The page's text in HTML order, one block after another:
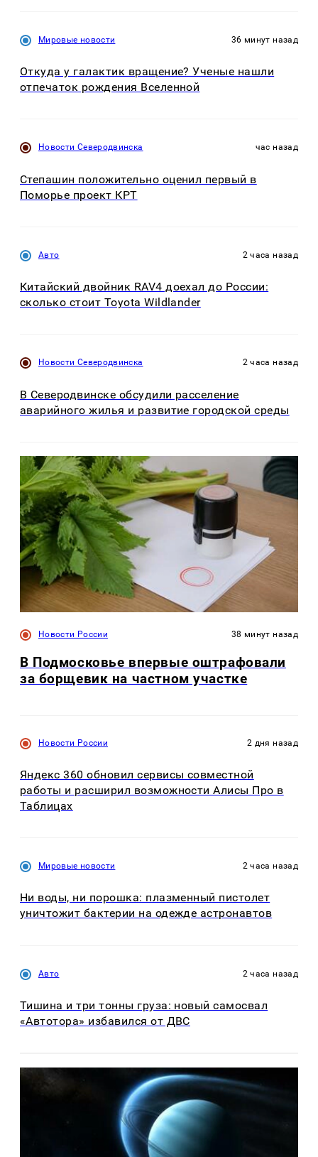
Мировые новости 36 минут назад
Откуда у галактик вращение? Ученые нашли
отпечаток рождения Вселенной
Новости Северодвинска час назад
Степашин положительно оценил первый в
Поморье проект КРТ
Авто 2 часа назад
Китайский двойник RAV4 доехал до России:
сколько стоит Toyota Wildlander
Новости Северодвинска 2 часа назад
В Северодвинске обсудили расселение
аварийного жилья и развитие городской среды
Новости России 38 минут назад
В Подмосковье впервые оштрафовали
за борщевик на частном участке
Новости России 2 дня назад
Яндекс 360 обновил сервисы совместной
работы и расширил возможности Алисы Про в
Таблицах
Мировые новости 2 часа назад
Ни воды, ни порошка: плазменный пистолет
уничтожит бактерии на одежде астронавтов
Авто 2 часа назад
Тишина и три тонны груза: новый самосвал
«Автотора» избавился от ДВС